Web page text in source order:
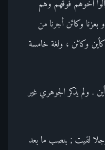
أخوهم فوقهم وهم
وكائن أجرنا من
وكائن ، ولغة خامسة
ولم يذكر الجوهري غير
لقيت ; بنصب ما بعد